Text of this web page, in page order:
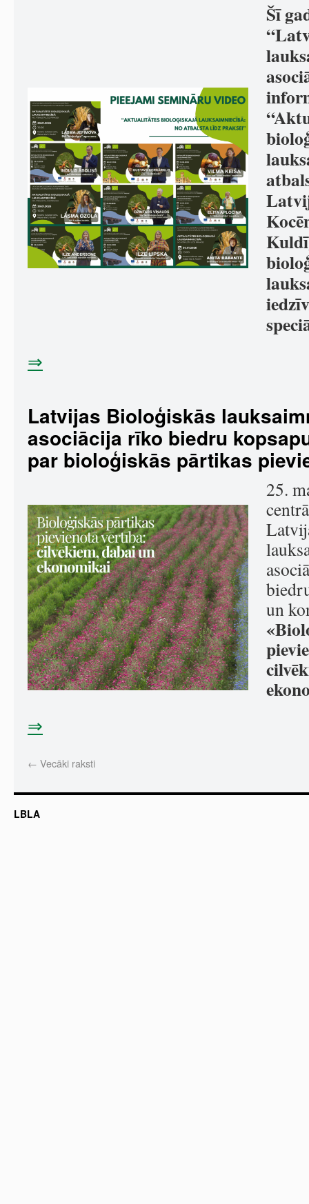
Šī
⇒
Latvijas Bioloģiskās
asociācija rīko biedru
par bioloģiskās pārtikas
25.
un
⇒
← Vecāki raksti
LBLA